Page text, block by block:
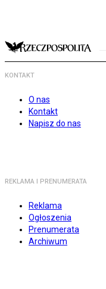
KONTAKT
O nas
Kontakt
Napisz do nas
REKLAMA I PRENUMERATA
Reklama
Ogłoszenia
Prenumerata
Archiwum